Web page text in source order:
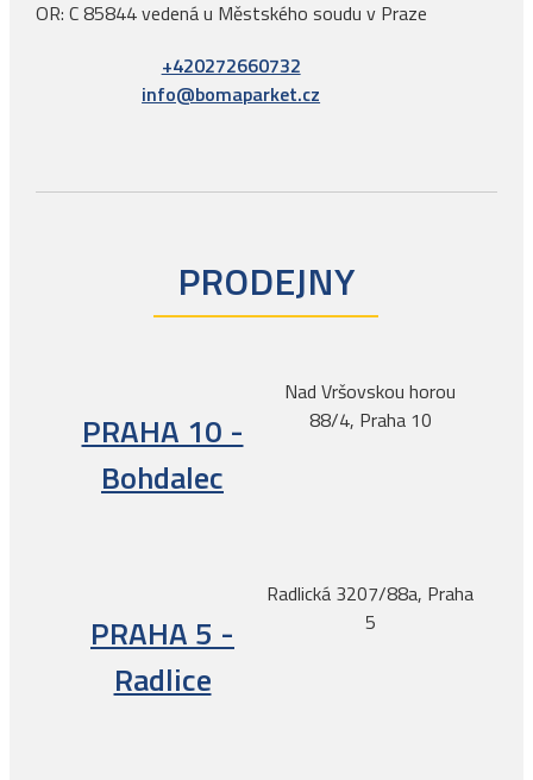
OR: C 85844 vedená u Městského soudu v Praze
+420272660732
info@bomaparket.cz
PRODEJNY
PRAHA 10 -
Bohdalec
Nad Vršovskou horou
88/4, Praha 10
PRAHA 5 -
Radlice
Radlická 3207/88a, Praha
5